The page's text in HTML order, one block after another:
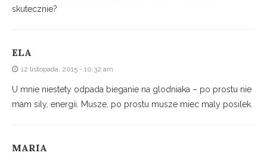
skutecznie?
ELA
12 listopada, 2015 - 10:32 am
U mnie niestety odpada bieganie na glodniaka – po prostu nie
mam sily, energii. Musze, po prostu musze miec maly posilek.
MARIA